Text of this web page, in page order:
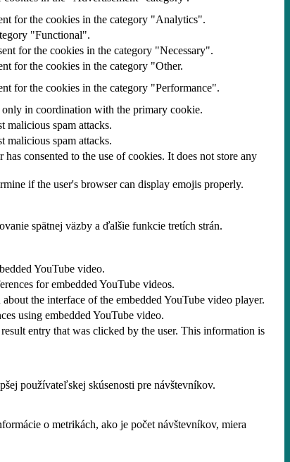
for the cookies in the category "Analytics".
"Functional".
for the cookies in the category "Necessary".
for the cookies in the category "Other.
for the cookies in the category "Performance".
in coordination with the primary cookie.
malicious spam attacks.
malicious spam attacks.
consented to the use of cookies. It does not store any
if the user's browser can display emojis properly.
spätnej väzby a ďalšie funkcie tretích strán.
YouTube video.
for embedded YouTube videos.
the interface of the embedded YouTube video player.
using embedded YouTube video.
entry that was clicked by the user. This information is
používateľskej skúsenosti pre návštevníkov.
o metrikách, ako je počet návštevníkov, miera